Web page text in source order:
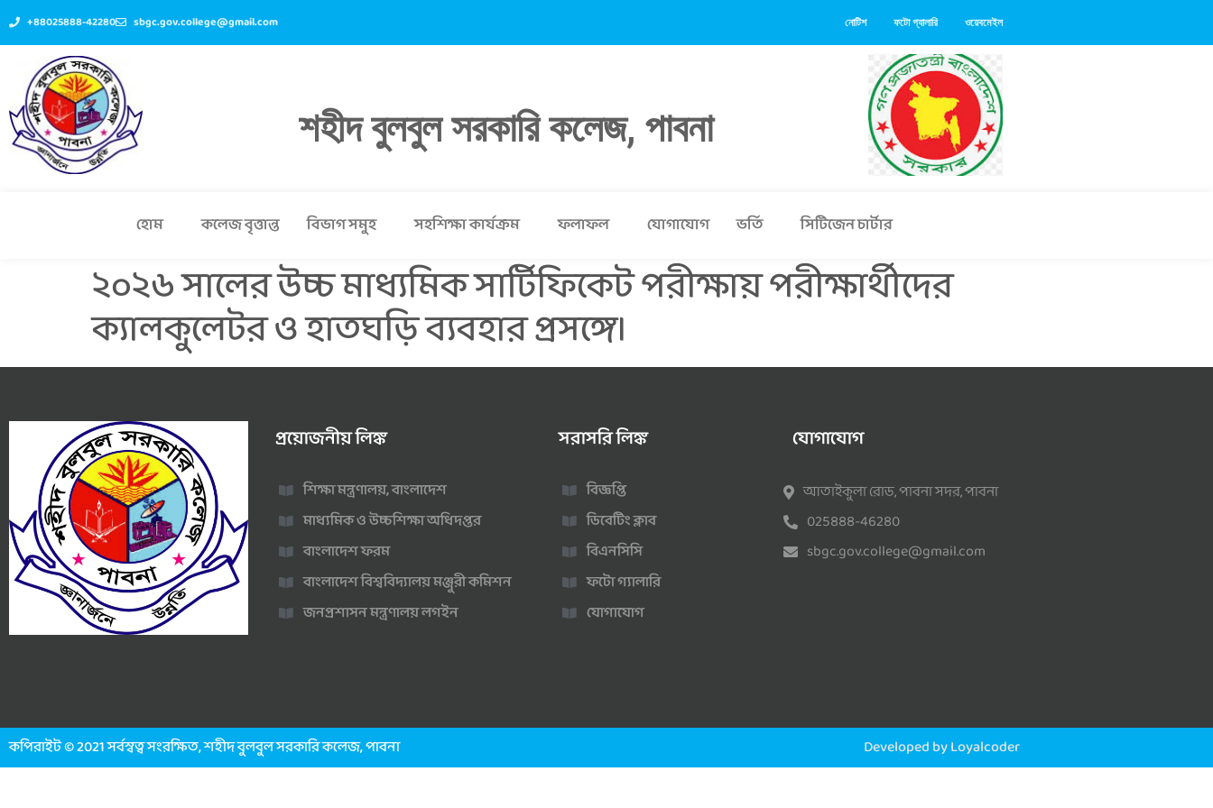
+88025888-42280 sbgc.gov.college@gmail.com নোটিশ ফটো গ্যালারি ওয়েবমেইল
শহীদ বুলবুল সরকারি কলেজ, পাবনা
হোম কলেজ বৃত্তান্ত বিভাগ সমুহ সহশিক্ষা কার্যক্রম ফলাফল যোগাযোগ ভর্তি সিটিজেন চার্টার
২০২৬ সালের উচ্চ মাধ্যমিক সার্টিফিকেট পরীক্ষায় পরীক্ষার্থীদের
ক্যালকুলেটর ও হাতঘড়ি ব্যবহার প্রসঙ্গে।
প্রয়োজনীয় লিঙ্ক
শিক্ষা মন্ত্রণালয়, বাংলাদেশ
মাধ্যমিক ও উচ্চশিক্ষা অধিদপ্তর
বাংলাদেশ ফরম
বাংলাদেশ বিশ্ববিদ্যালয় মঞ্জুরী কমিশন
জনপ্রশাসন মন্ত্রণালয় লগইন
সরাসরি লিঙ্ক
বিজ্ঞপ্তি
ডিবেটিং ক্লাব
বিএনসিসি
ফটো গ্যালারি
যোগাযোগ
যোগাযোগ
আতাইকুলা রোড, পাবনা সদর, পাবনা
025888-46280
sbgc.gov.college@gmail.com
কপিরাইট © 2021 সর্বস্বত্ব সংরক্ষিত, শহীদ বুলবুল সরকারি কলেজ, পাবনা Developed by Loyalcoder